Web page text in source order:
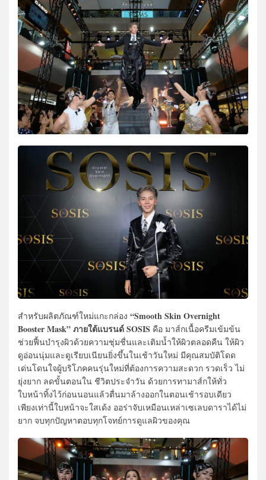
สำหรับผลิตภัณฑ์ใหม่แกะกล่อง “Smooth Skin Overnight
Booster Mask”ภายใต้แบรนด์ SOSIS คือ มาส์กเนื้อครีมเข้มข้น
ช่วยฟื้นบำรุงผิวด้วยความชุ่มชื่นและเติมน้ำให้ผิวตลอดคืน ให้ผิว
ดูอ่อนนุ่มและดูเรียบเนียนยิ่งขึ้นในเช้าวันใหม่ มีคุณสมบัติโดด
เด่นโดนใจผู้บริโภคคนรุ่นใหม่ที่ต้องการความสะดวก รวดเร็ว ไม่
ยุ่งยาก ลดขั้นตอนใน ชีวิตประจำวัน ด้วยการทามาส์กให้ทั่ว
ใบหน้าทิ้งไว้ก่อนนอนแล้วตื่นมาล้างออกในตอนเช้ารอบเดียว
เพียงเท่านี้ใบหน้าจะใสเด้ง ออร่าจับเหมือนเหล่าเซเลบดาราได้ไม่
ยาก จบทุกปัญหาตอบทุกโจทย์การดูแลผิวของคุณ